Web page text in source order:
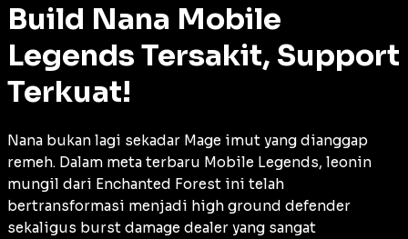
Build Nana Mobile
Legends Tersakit, Support
Terkuat!
Nana bukan lagi sekadar Mage imut yang dianggap
remeh. Dalam meta terbaru Mobile Legends, leonin
mungil dari Enchanted Forest ini telah
bertransformasi menjadi high ground defender
sekaligus burst damage dealer yang sangat